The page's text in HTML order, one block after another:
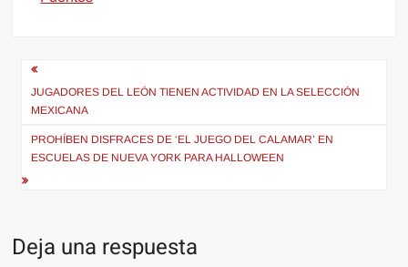
Navegación
de
entradas
JUGADORES DEL LEÓN TIENEN ACTIVIDAD EN LA SELECCIÓN
MEXICANA
PROHÍBEN DISFRACES DE ‘EL JUEGO DEL CALAMAR’ EN
ESCUELAS DE NUEVA YORK PARA HALLOWEEN
Deja una respuesta